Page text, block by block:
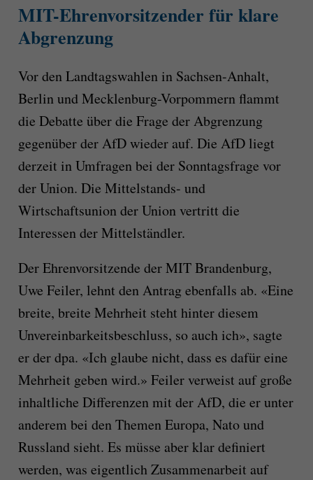
MIT-Ehrenvorsitzender für klare
Abgrenzung
Vor den Landtagswahlen in Sachsen-Anhalt,
Berlin und Mecklenburg-Vorpommern flammt
die Debatte über die Frage der Abgrenzung
gegenüber der AfD wieder auf. Die AfD liegt
derzeit in Umfragen bei der Sonntagsfrage vor
der Union. Die Mittelstands- und
Wirtschaftsunion der Union vertritt die
Interessen der Mittelständler.
Der Ehrenvorsitzende der MIT Brandenburg,
Uwe Feiler, lehnt den Antrag ebenfalls ab. «Eine
breite, breite Mehrheit steht hinter diesem
Unvereinbarkeitsbeschluss, so auch ich», sagte
er der dpa. «Ich glaube nicht, dass es dafür eine
Mehrheit geben wird.» Feiler verweist auf große
inhaltliche Differenzen mit der AfD, die er unter
anderem bei den Themen Europa, Nato und
Russland sieht. Es müsse aber klar definiert
werden, was eigentlich Zusammenarbeit auf